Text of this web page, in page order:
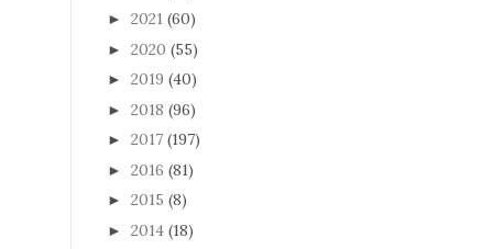
► 2021 (60)
► 2020 (55)
► 2019 (40)
► 2018 (96)
► 2017 (197)
► 2016 (81)
► 2015 (8)
► 2014 (18)